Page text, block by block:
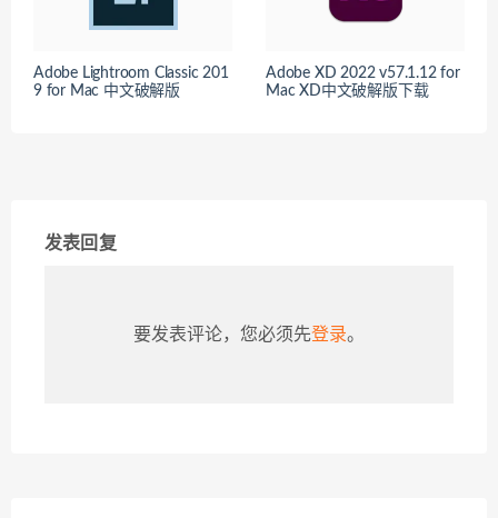
Adobe Lightroom Classic 201
9 for Mac 中文破解版
Adobe XD 2022 v57.1.12 for
Mac XD中文破解版下载
发表回复
要发表评论，您必须先登录。